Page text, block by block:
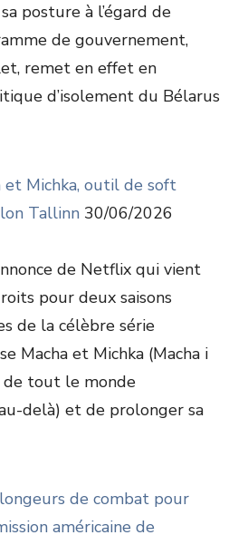
posture à l’égard de
de gouvernement,
remet en effet en
d’isolement du Bélarus
et Michka, outil de soft
Tallinn 30/06/2026
de Netflix qui vient
pour deux saisons
de la célèbre série
Macha et Michka (Macha i
de tout le monde
delà) et de prolonger sa
de combat pour
américaine de